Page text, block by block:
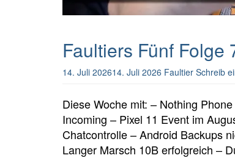
Faultiers Fünf Folge
14. Juli 202614. Juli 2026 Faultier Schreib
Diese Woche mit: – Nothing
Incoming – Pixel 11 Event im
Chatcontrolle – Android Backups
Langer Marsch 10B erfolgreich –